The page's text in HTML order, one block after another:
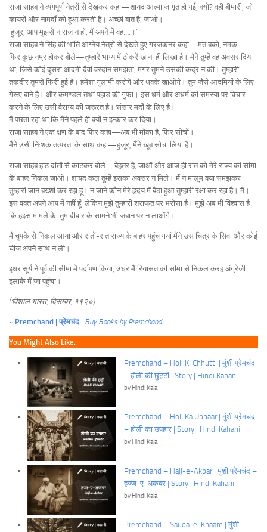
राजा साहब ने व्यंगपूर्ण नेत्रों से देखकर कहा—शायद आत्मा जागृत हो गई, क्यो? वही बीमारी, जो
कायरों और नामर्दों को हुआ करती है। अच्छी बात है, जाओ।
‘हुजूर, आप मुझसे नाराज न हों, मैं अपने में वह….।’
राजा साहब ने सिंह की भांति आग्नेय नेत्रों से देखते हुए गरजकनर कहा—मत बको, नमक…
फिर कुछ नम्र होकर बोले—तुम्हारे भाग्य में ठोकरें खाना ही लिखा है। मैंने तुम्हें वह अवसर दिया
था, जिसे कोई दूसरा आदमी दैवी वरदान समझता, मगर तुमने उसकी कद्र न की। तुम्हारी
तकदीर तुमसे फिरी हुई है। हमेशा गुलामी करोगे और धक्के खाओगे। तुम जैसे आदमियों के लिए
गेरूए बाने है। और कमण्डल तथा पहाड़ की गुफा। इस धर्म और अधर्म की समस्या पर विचार
करने के लिए उसी वैराग्य की जरूरत है। संसार मर्दो के लिए है।
मैं पछता रहा था कि मैंने पहले ही क्यों न इन्कार कर दिया।
राजा साहब ने एक क्षण के बाद फिर कहा—अब भी मौका है, फिर सोचों।
मैंने उसी नि:शक तत्परता के साथ कहा—हुजूर, मैंने खूब सोचा लिया है।
राजा साहब हाठ दांतों से काटकर बोले—बेहतर है, जाओं और आज ही रात को मेरे राज्य की सीमा
के बाहर निकल जाओ। शायद कल तुम्हें इसका अवसर न मिले। मैं न मालूम क्या समझकर
तुम्हारी जान बख्शी कर रहा हू। न जाने कौन मेरे हृदय में बैठा हुआ तुम्हारी रक्षा कर रहा है। मै।
इस वक्त अपने आप में नहीं हूँ, लेकिन मुझे तुम्हारी शराफत पर भरोसा है। मुझे अब भी विश्वास है
कि हइस मामले केा तुम दीवार के सामने भी जबान पर न लाओंगे।
मैं चुपके से निकल आया और रातों-रात राज्य के बाहर पहुंच गयां मैंने उस चित्र के सिवा और कोई
चीज अपने साथ न ली।
इधर सूर्य ने पूर्व की सीमा में पर्दापण किया, उधर मैं रियासत की सीमा से निकल करह अंग्रेजी
इलाके में जा पहुंचा।
(‘विशाल भारत’, दिसम्बर, १९२०)
~ Premchand | प्रेमचंद| Buy Books by Premchand
You Might Also Like:
Premchand – Holi Ki Chhutti | मुंशी प्रेमचंद
– होली की छुट्टी | Story | Hindi Kahani
by Hindi Kala
Premchand – Holi Ka Uphaar | मुंशी प्रेमचंद
– होली का उपहार | Story | Hindi Kahani
by Hindi Kala
Premchand – Hajj-e-Akbar | मुंशी प्रेमचंद –
हज्ज-ए-अकबर | Story | Hindi Kahani
by Hindi Kala
Premchand – Sauda-e-Khaam | मुंशी